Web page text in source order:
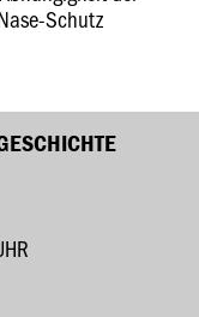
Schutz